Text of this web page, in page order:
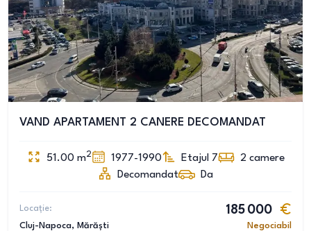
VAND APARTAMENT 2 CANERE DECOMANDAT
51.00 m2 1977-1990 Etajul 7 2 camere
Decomandat
Da
Locație:
Cluj-Napoca, Mărăști
185 000
Negociabil